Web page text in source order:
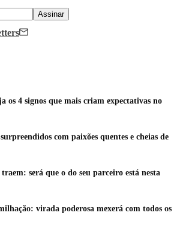
Assinar
os 4 signos que mais criam expectativas no
com paixões quentes e cheias de
será que o do seu parceiro está nesta
virada poderosa mexerá com todos os